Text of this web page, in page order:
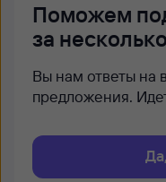
Поможем
за
Вы нам ответы на
предложения.